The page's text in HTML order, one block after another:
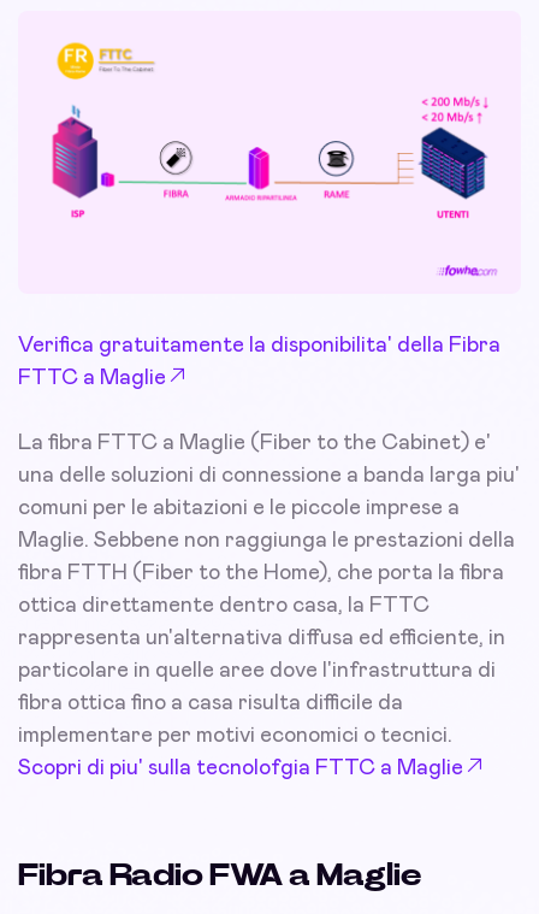
Verifica gratuitamente la disponibilita' della Fibra
FTTC a Maglie
La fibra FTTC a Maglie (Fiber to the Cabinet) e'
una delle soluzioni di connessione a banda larga piu'
comuni per le abitazioni e le piccole imprese a
Maglie. Sebbene non raggiunga le prestazioni della
fibra FTTH (Fiber to the Home), che porta la fibra
ottica direttamente dentro casa, la FTTC
rappresenta un'alternativa diffusa ed efficiente, in
particolare in quelle aree dove l'infrastruttura di
fibra ottica fino a casa risulta difficile da
implementare per motivi economici o tecnici.
Scopri di piu' sulla tecnolofgia FTTC a Maglie
Fibra Radio FWA a Maglie